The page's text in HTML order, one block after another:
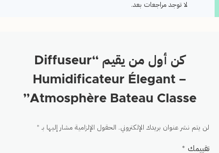
لا توجد مراجعات بعد.
كن أول من يقيم “Diffuseur
Humidificateur Élegant –
Atmosphère Bateau Classe”
لن يتم نشر عنوان بريدك الإلكتروني. الحقول الإلزامية مشار إليها بـ *
تقييمك *